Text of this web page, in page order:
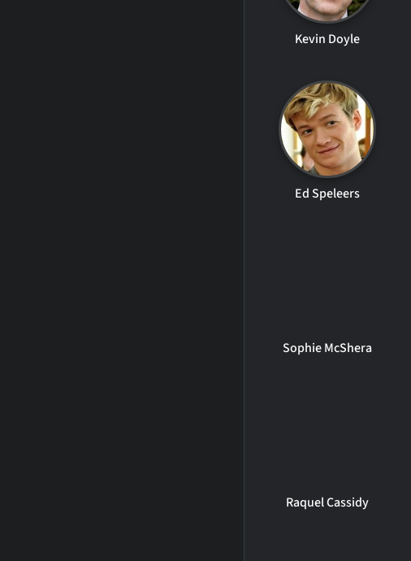
Kevin Doyle
Ed Speleers
Sophie McShera
Raquel Cassidy